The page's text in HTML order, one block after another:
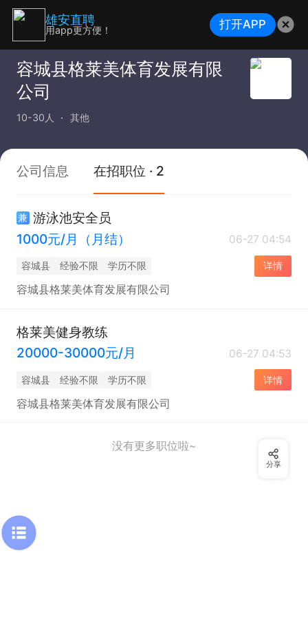
容城县格莱美体育发展有限
公司
10-30人 其他
公司信息 在招职位 · 2
兼 游泳池安全员
1000元/月（月结）
06-27 04:54
容城县 经验不限 学历不限 详情
容城县格莱美体育发展有限公司
格莱美健身教练
20000-30000元/月
06-27 04:53
容城县 经验不限 学历不限 详情
容城县格莱美体育发展有限公司
没有更多职位啦~
分享
雄安直聘
用app更方便！ 打开APP